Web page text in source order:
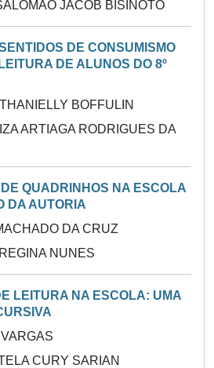
JACOB BISINOTO
DE CONSUMISMO
DE ALUNOS DO 8º
BOFFULIN
ARTIAGA RODRIGUES DA
QUADRINHOS NA ESCOLA
DA AUTORIA
DA CRUZ
NUNES
LEITURA NA ESCOLA: UMA
CURY SARIAN